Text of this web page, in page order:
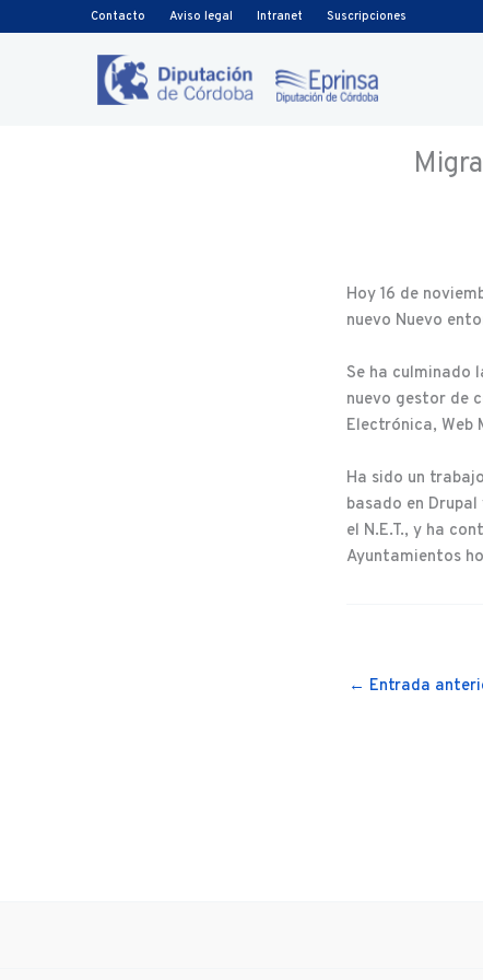
Ir al contenidoContacto Aviso legal Intranet Suscripciones
Hoy 16 de
nuevo Nuevo
Se ha culminado
nuevo gestor de
Electrónica, Web
Ha sido un
basado en
el N.E.T., y ha
Ayuntamientos
← Entrada